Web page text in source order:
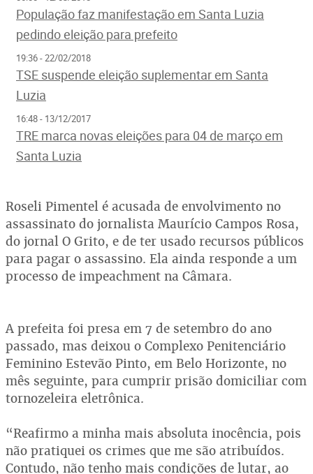
População faz manifestação em Santa Luzia
pedindo eleição para prefeito
19:36 - 22/02/2018
TSE suspende eleição suplementar em Santa
Luzia
16:48 - 13/12/2017
TRE marca novas eleições para 04 de março em
Santa Luzia
Roseli Pimentel é acusada de envolvimento no
assassinato do jornalista Maurício Campos Rosa,
do jornal O Grito, e de ter usado recursos públicos
para pagar o assassino. Ela ainda responde a um
processo de impeachment na Câmara.
A prefeita foi presa em 7 de setembro do ano
passado, mas deixou o Complexo Penitenciário
Feminino Estevão Pinto, em Belo Horizonte, no
mês seguinte, para cumprir prisão domiciliar com
tornozeleira eletrônica.
“Reafirmo a minha mais absoluta inocência, pois
não pratiquei os crimes que me são atribuídos.
Contudo, não tenho mais condições de lutar, ao